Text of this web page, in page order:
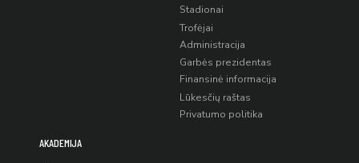
Stadionai
Trofėjai
Administracija
Garbės prezidentas
Finansinė informacija
Lūkesčių raštas
Privatumo politika
AKADEMIJA